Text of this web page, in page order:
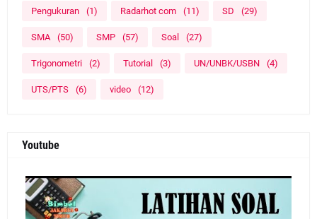
Pengukuran (1) Radarhot com (11) SD (29)
SMA (50) SMP (57) Soal (27)
Trigonometri (2) Tutorial (3) UN/UNBK/USBN (4)
UTS/PTS (6) video (12)
Youtube